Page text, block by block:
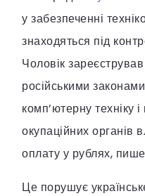
у забезпеченні
знаходяться під
Чоловік
російськими
комп’ютерну техніку
окупаційних органів
оплату у рублях, пише
Це порушує